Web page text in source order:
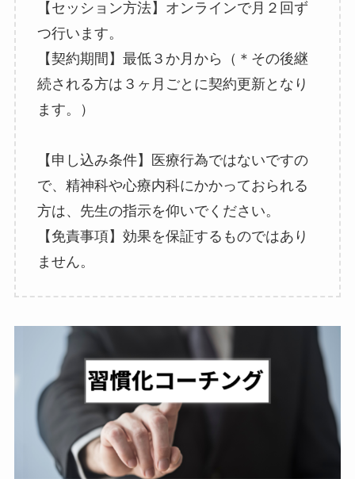
【セッション方法】オンラインで月２回ず
つ行います。
【契約期間】最低３か月から（＊その後継
続される方は３ヶ月ごとに契約更新となり
ます。）
【申し込み条件】医療行為ではないですの
で、精神科や心療内科にかかっておられる
方は、先生の指示を仰いでください。
【免責事項】効果を保証するものではあり
ません。